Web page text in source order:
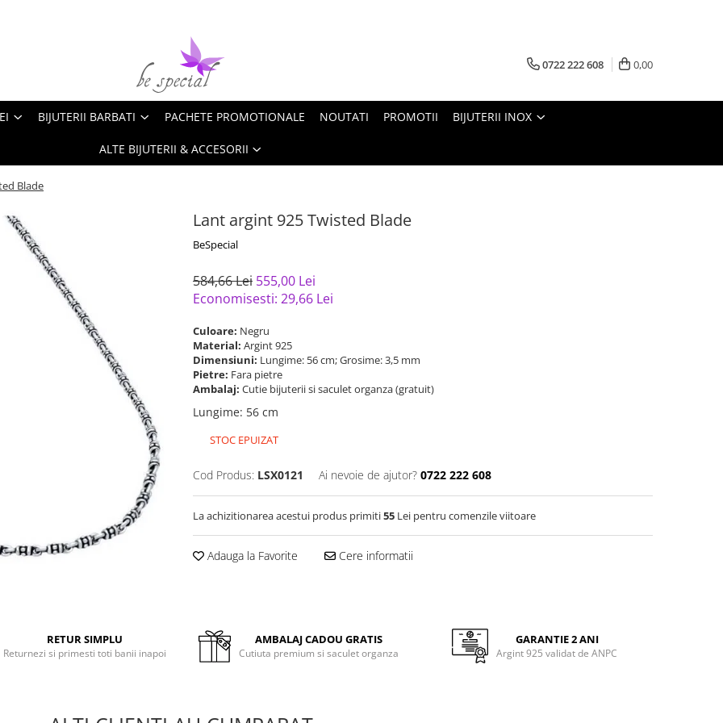
0722 222 608 0,00
BIJUTERII BARBATI PACHETE PROMOTIONALE NOUTATI PROMOTII BIJUTERII INOX
ALTE BIJUTERII & ACCESORII
Blade
Lant argint 925 Twisted Blade
BeSpecial
584,66 Lei 555,00 Lei
Economisesti: 29,66 Lei
Culoare: Negru
Material: Argint 925
Dimensiuni: Lungime: 56 cm; Grosime: 3,5 mm
Pietre: Fara pietre
Ambalaj: Cutie bijuterii si saculet organza (gratuit)
Lungime: 56 cm
STOC EPUIZAT
Cod Produs: LSX0121 Ai nevoie de ajutor? 0722 222 608
La achizitionarea acestui produs primiti55 Lei pentru comenzile viitoare
Adauga la Favorite Cere informatii
RETUR SIMPLU
Returnezi si primesti toti banii inapoi
AMBALAJ CADOU GRATIS
Cutiuta premium si saculet organza
GARANTIE 2 ANI
Argint 925 validat de ANPC